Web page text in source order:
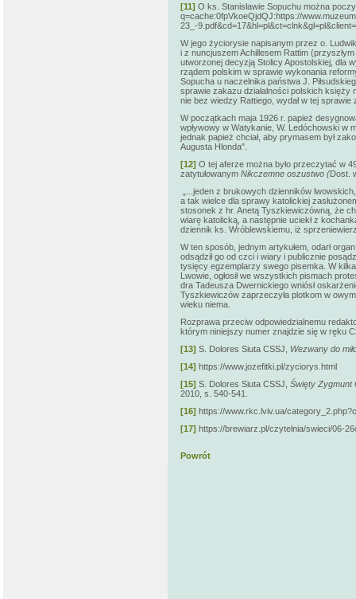
[11] O ks. Stanisławie Sopuchu można
q=cache:0fpVkoeQjdQJ:https://
23_-
W jego życiorysie napisanym przez o.
i z nuncjuszem Achillesem Rattim
utworzonej decyzją Stolicy Apostolskiej, dla
rządem polskim w sprawie wykonania
Sopucha u naczelnika państwa J.
sprawie zakazu działalności polskich księży
nie bez wiedzy Rattiego, wydał w tej
W początkach maja 1926 r. papież
wpływowy w Watykanie, W. Ledóchowski w
jednak papież chciał, aby prymasem był
Augusta Hlonda".
[12] O tej aferze można było przeczytać w
zatytułowanym Nikczemne oszustwo (Dost.
„...jeden z brukowych dzienników
a tak wielce dla sprawy katolickiej
stosonek z hr. Anetą Tyszkiewiczówną, że
wiarę katolicką, a następnie uciekł z
dziennik ks. Wróblewskiemu, iż
W ten sposób, jednym artykułem, odarł
odsądził go od czci i wiary i publicznie
tysięcy egzemplarzy swego pisemka. W
Lwowie, ogłosił we wszystkich pismach
dra Tadeusza Dwernickiego wniósł
Tyszkiewiczów zaprzeczyła plotkom w
wieku niema.
Rozprawa przeciw odpowiedzialnemu
którym niniejszy numer znajdzie się w ręku
[13] S. Dolores Siuta CSSJ, Wezwany do
[14] https://www.jozefitki.pl/zyciorys.html
[15] S. Dolores Siuta CSSJ, Święty Zygmunt
2010, s. 540-541.
[16] https://www.rkc.lviv.ua/
[17] https://brewiarz.pl/czytelnia/swieci/06-
Powrót